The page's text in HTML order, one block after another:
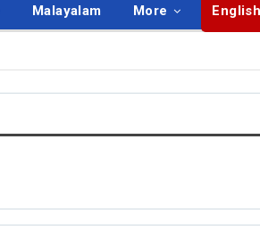
Malayalam More